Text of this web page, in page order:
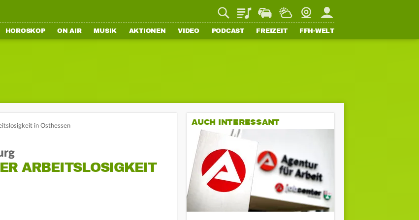
PlaylistStaupilotWetterWebcamMein FFH
HOROSKOP ON AIR MUSIK AKTIONEN VIDEO PODCAST FREIZEIT FFH-WELT
in Osthessen
ARBEITSLOSIGKEIT
AUCH INTERESSANT